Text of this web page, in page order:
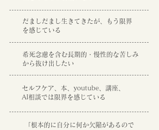
だましだまし生きてきたが、もう限界
を感じている
希死念慮を含む長期的・慢性的な苦しみ
から抜け出したい
セルフケア、本、youtube、講座、
AI相談では限界を感じている
「根本的に自分に何か欠陥があるので